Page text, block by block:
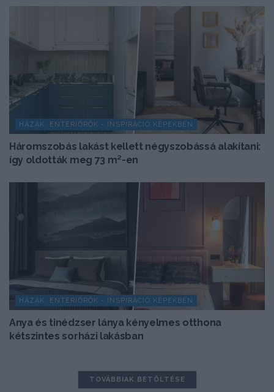
HÁZAK, ENTERIŐRÖK - INSPIRÁCIÓ KÉPEKBEN
Háromszobás lakást kellett négyszobássá alakítani:
így oldották meg 73 m²-en
HÁZAK, ENTERIŐRÖK - INSPIRÁCIÓ KÉPEKBEN
Anya és tinédzser lánya kényelmes otthona
kétszintes sorházi lakásban
TOVÁBBIAK BETÖLTÉSE